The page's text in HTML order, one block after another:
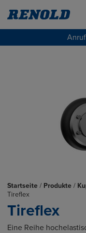
Anruf
Startseite / Produkte /
Tireflex
Tireflex
Eine Reihe